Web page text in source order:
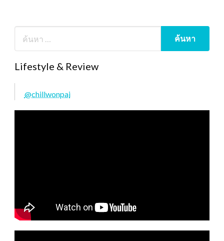
Lifestyle & Review
@chillwonpai